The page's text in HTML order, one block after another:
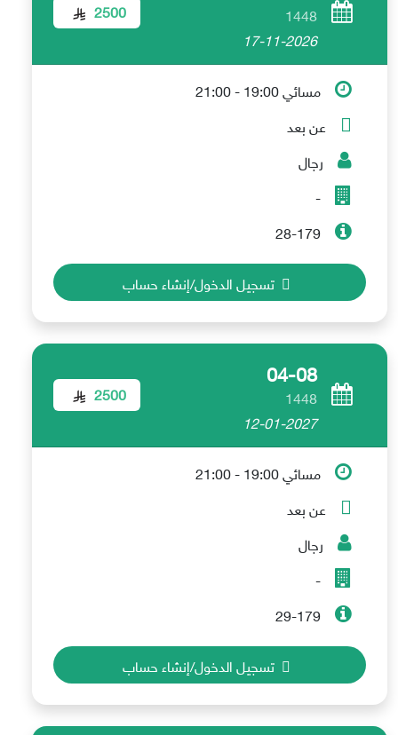
1448
17-11-2026
2500
مسائي 19:00 - 21:00
عن بعد
رجال
-
28-179
تسجيل الدخول/إنشاء حساب
04-08
1448
12-01-2027
2500
مسائي 19:00 - 21:00
عن بعد
رجال
-
29-179
تسجيل الدخول/إنشاء حساب